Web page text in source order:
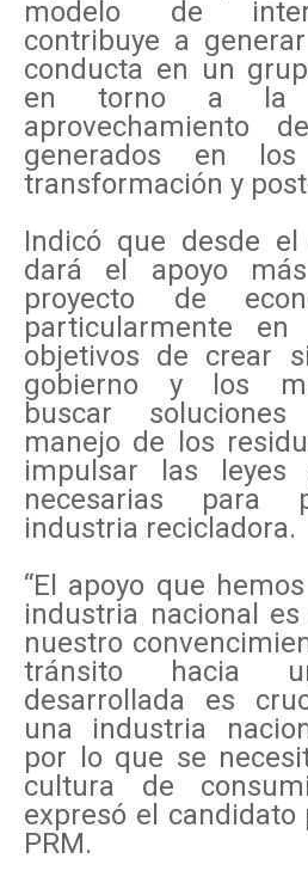
modelo de
contribuye a
conducta en un
en torno a la
aprovechamiento
generados en
transformación y
Indicó que desde
dará el apoyo
proyecto de
particularmente
objetivos de crear
gobierno y los
buscar
manejo de los
impulsar las leyes
necesarias para
industria recicladora.
“El apoyo que
industria nacional
nuestro
tránsito hacia
desarrollada es
una industria
por lo que se
cultura de
expresó el candidato
PRM.